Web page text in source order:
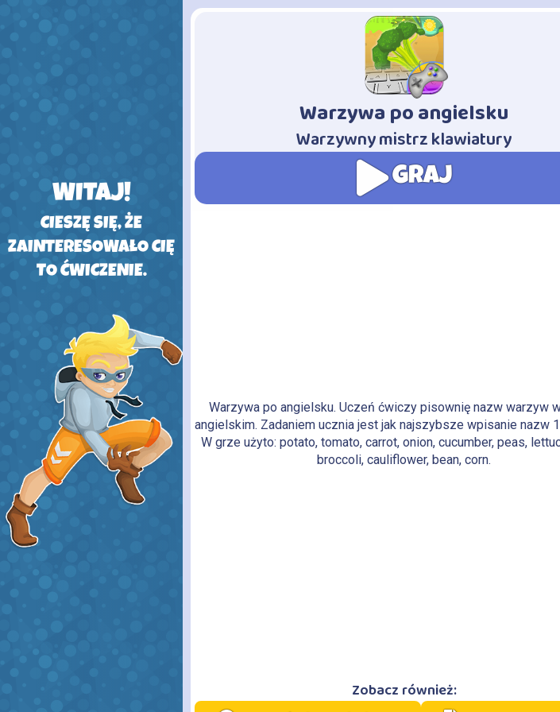
WITAJ!
CIESZĘ SIĘ, ŻE
ZAINTERESOWAŁO CIĘ
TO ĆWICZENIE.
Warzywa po angielsku
-
Warzywny mistrz klawiatury
GRAJ
Warzywa po angielsku. Uczeń ćwiczy pisownię nazw warzyw
angielskim. Zadaniem ucznia jest jak najszybsze wpisanie nazw
W grze użyto: potato, tomato, carrot, onion, cucumber, peas,
broccoli, cauliflower, bean, corn.
Zobacz również: